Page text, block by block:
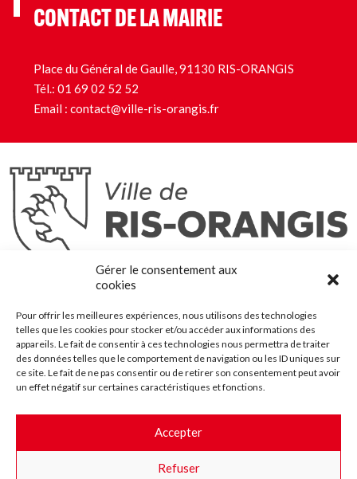
Gérer le consentement aux
cookies
Pour offrir les meilleures expériences, nous utilisons des technologies
telles que les cookies pour stocker et/ou accéder aux informations des
appareils. Le fait de consentir à ces technologies nous permettra de traiter
des données telles que le comportement de navigation ou les ID uniques sur
ce site. Le fait de ne pas consentir ou de retirer son consentement peut avoir
un effet négatif sur certaines caractéristiques et fonctions.
Accepter
Refuser
CONTACT DE LA MAIRIE
Place du Général de Gaulle, 91130 RIS-ORANGIS
Tél.: 01 69 02 52 52
Email : contact@ville-ris-orangis.fr
Ris-Orangis
@2022 — Tous droits réservés
Plan du site
Contact
Accessibilité
Crédits
Les marchés publics
Suggestions & Améliorations